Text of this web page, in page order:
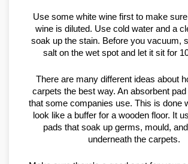
Use some white wine first to make
wine is diluted. Use cold water and a
soak up the stain. Before you vacuum,
salt on the wet spot and let it sit for
There are many different ideas about
carpets the best way. An absorbent
that some companies use. This is done
look like a buffer for a wooden floor. It
pads that soak up germs, mould,
underneath the carpets.